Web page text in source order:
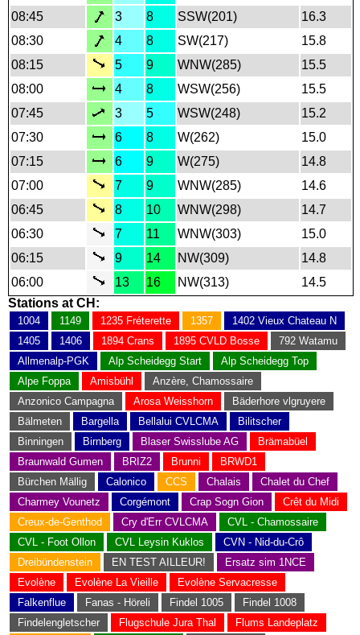
08:45
3 8 SSW(201)
16.3
08:30
4 8 SW(217)
15.8
08:15
5 9 WNW(285)
15.5
08:00
4 8 WSW(256)
15.5
07:45
3 5 WSW(248)
15.2
07:30
6 8 W(262)
15.0
07:15
6 9 W(275)
14.8
07:00
7 9 WNW(285)
14.6
06:45
8 10 WNW(298)
14.7
06:30
7 11 WNW(303)
15.0
06:15
9 14 NW(309)
14.8
06:00
13 16 NW(313)
14.5
Stations at CH:
1004 1149 1235 Fréterette 1357
1402 Vieux Chateau N
1405
1406 1894 Crans 1895 CVLD Bosse
792 Watamu
Allmenalp-PGK
Alp Scheidegg Start
Alp Scheidegg Top
Alpe Foppa
Amisbühl
Anzère, Chamossaire
Anzonico Campagna
Arosa Weisshorn
Bäderhore vlgruyere
Bälmeten
Bargella Bellalui CVLCMA
Bilitscher
Binningen
Birnberg Blaser Swisslube AG
Brämabüel
Braunwald Gumen
BRIZ2 Brunni
BRWD1
Bürchen Mällig
Calonico CCS Chalais
Chalet du Chef
Charmey Vounetz
Corgémont Crap Sogn Gion
Crêt du Midi
Creux-de-Genthod
Cry d'Err CVLCMA
CVL - Chamossaire
CVL - Foot Ollon
CVL Leysin Kuklos
CVN - Nid-du-Crô
Dreibündenstein
EN TEST AILLEUR!
Ersatz sim 1NCE
Evolène
Evolène La Vieille
Evolène Servacresse
Falkenflue
Fanas - Höreli Findel 1005
Findel 1008
Findelengletscher
Flugschule Jura Thal
Flums Landeplatz